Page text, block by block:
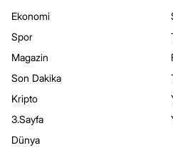
Ekonomi
Spor
Magazin
Son Dakika
Kripto
3.Sayfa
Dünya